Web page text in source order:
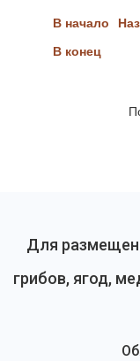
В начало
В конец
Для
грибов, ягод,